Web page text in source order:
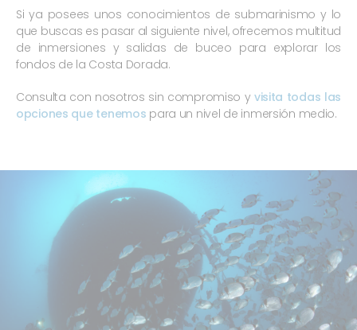
Si ya posees unos conocimientos de submarinismo y lo
que buscas es pasar al siguiente nivel, ofrecemos multitud
de inmersiones y salidas de buceo para explorar los
fondos de la Costa Dorada.
Consulta con nosotros sin compromiso yvisita todas las
opciones que tenemos para un nivel de inmersión medio.